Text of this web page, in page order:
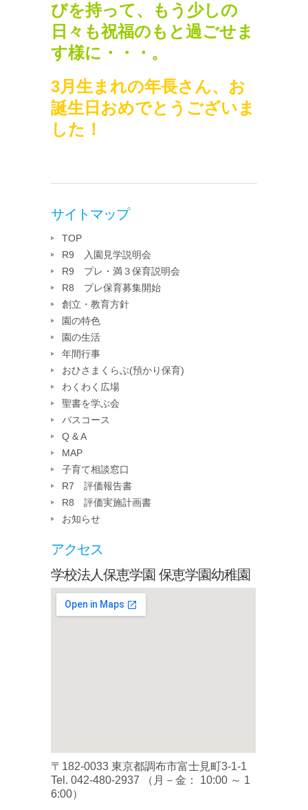
びを持って、もう少しの
日々も祝福のもと過ごせま
す様に・・・。
3月生まれの年長さん、お
誕生日おめでとうございま
した！
サイトマップ
TOP
R9 入園見学説明会
R9 プレ・満３保育説明会
R8 プレ保育募集開始
創立・教育方針
園の特色
園の生活
年間行事
おひさまくらぶ(預かり保育)
わくわく広場
聖書を学ぶ会
バスコース
Q & A
MAP
子育て相談窓口
R7 評価報告書
R8 評価実施計画書
お知らせ
アクセス
学校法人保恵学園 保恵学園幼稚園
〒182-0033 東京都調布市富士見町3-1-1
Tel. 042-480-2937 （月－金： 10:00 ～ 1
6:00）